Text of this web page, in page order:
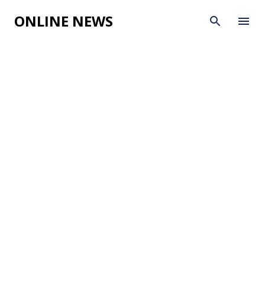
Skip to main content
ONLINE NEWS